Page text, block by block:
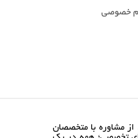
خصوصی
مشاوره با متخصصان